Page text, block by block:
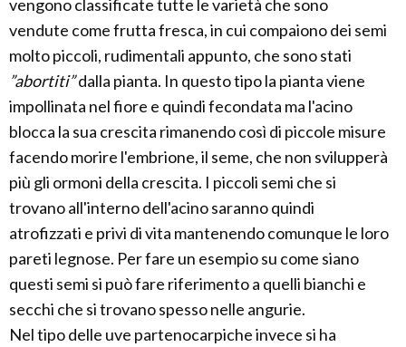
vengono classificate tutte le varietà che sono
vendute come frutta fresca, in cui compaiono dei semi
molto piccoli, rudimentali appunto, che sono stati
”abortiti”dalla pianta. In questo tipo la pianta viene
impollinata nel fiore e quindi fecondata ma l'acino
blocca la sua crescita rimanendo così di piccole misure
facendo morire l'embrione, il seme, che non svilupperà
più gli ormoni della crescita. I piccoli semi che si
trovano all'interno dell'acino saranno quindi
atrofizzati e privi di vita mantenendo comunque le loro
pareti legnose. Per fare un esempio su come siano
questi semi si può fare riferimento a quelli bianchi e
secchi che si trovano spesso nelle angurie.
Nel tipo delle uve partenocarpiche invece si ha